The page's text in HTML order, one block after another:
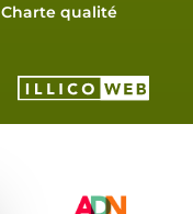
Charte qualité